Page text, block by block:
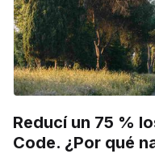
Reducí un 75 %
Code. ¿Por qué